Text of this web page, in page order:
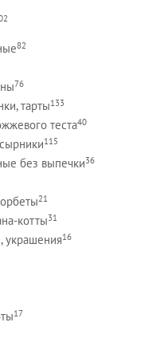
82
76
тарты133
теста40
115
без выпечки36
21
котты31
украшения16
17